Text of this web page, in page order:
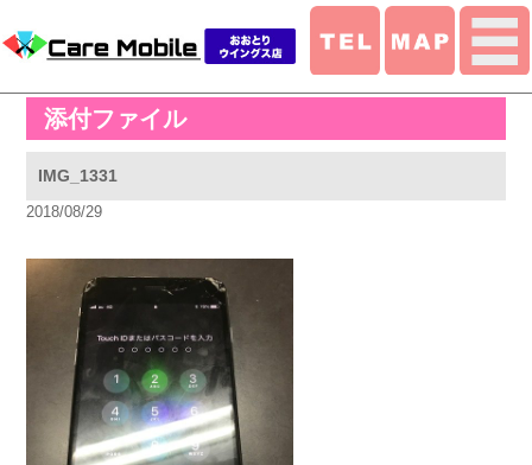
添付ファイル
IMG_1331
2018/08/29